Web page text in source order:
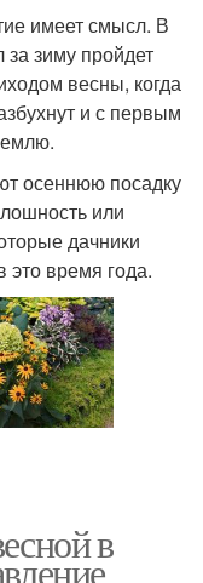
имеет смысл. В
зиму пройдет
весны, когда
и с первым
осеннюю посадку
или
дачники
это время года.
в